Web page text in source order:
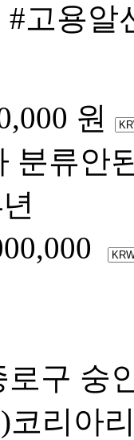
고용알
원
분류안
구 숭
코리아